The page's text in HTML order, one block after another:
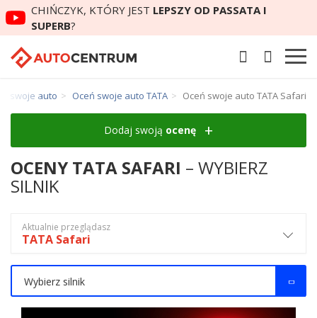
CHIŃCZYK, KTÓRY JEST LEPSZY OD PASSATA I
SUPERB?
swoje auto Oceń swoje auto TATA Oceń swoje auto TATA Safari
Dodaj swoją ocenę
OCENY TATA SAFARI – WYBIERZ
SILNIK
Aktualnie przeglądasz
TATA Safari
Wybierz silnik